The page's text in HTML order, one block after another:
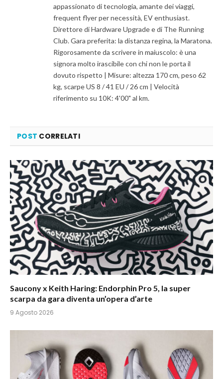
appassionato di tecnologia, amante dei viaggi,
frequent flyer per necessità, EV enthusiast.
Direttore di Hardware Upgrade e di The Running
Club. Gara preferita: la distanza regina, la Maratona.
Rigorosamente da scrivere in maiuscolo: è una
signora molto irascibile con chi non le porta il
dovuto rispetto | Misure: altezza 170 cm, peso 62
kg, scarpe US 8 / 41 EU / 26 cm | Velocità
riferimento su 10K: 4'00" al km.
POST CORRELATI
Saucony x Keith Haring: Endorphin Pro 5, la super
scarpa da gara diventa un’opera d’arte
9 Agosto 2026